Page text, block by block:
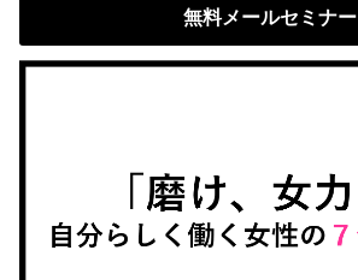
無料メールセミナー